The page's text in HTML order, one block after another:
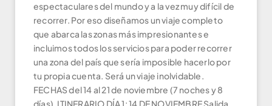
espectaculares del mundo y a la vez muy difícil de
recorrer. Por eso diseñamos un viaje completo
que abarca las zonas más impresionantes e
incluimos todos los servicios para poder recorrer
una zona del país que sería imposible hacerlo por
tu propia cuenta. Será un viaje inolvidable.
FECHAS del 14 al 21 de noviembre (7 noches y 8
días). ITINERARIO DÍA 1: 14 DE NOVIEMBRE Salida